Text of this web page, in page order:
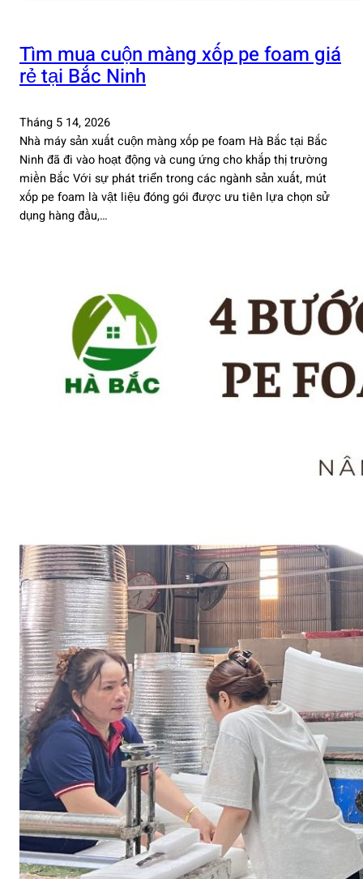
Tìm mua cuộn màng xốp pe foam giá
rẻ tại Bắc Ninh
Tháng 5 14, 2026
Nhà máy sản xuất cuộn màng xốp pe foam Hà Bắc tại Bắc
Ninh đã đi vào hoạt động và cung ứng cho khắp thị trường
miền Bắc Với sự phát triển trong các ngành sản xuất, mút
xốp pe foam là vật liệu đóng gói được ưu tiên lựa chọn sử
dụng hàng đầu,…